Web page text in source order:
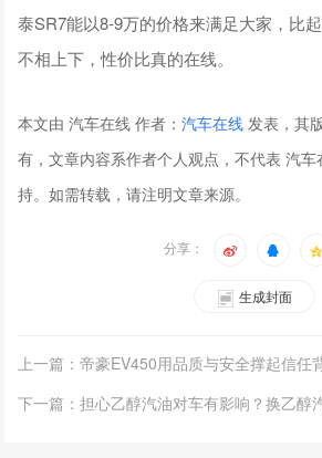
泰SR7能以8-9万的价格来满足大家，比
不相上下，性价比真的在线。
本文由 汽车在线 作者：汽车在线 发表，其
有，文章内容系作者个人观点，不代表 汽
持。如需转载，请注明文章来源。
分享：
生成封面
上一篇：帝豪EV450用品质与安全撑起信任